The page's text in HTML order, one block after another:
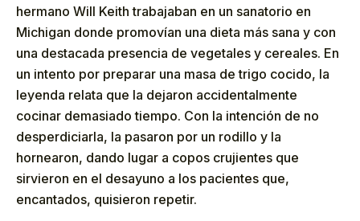
hermano Will Keith trabajaban en un sanatorio en
Michigan donde promovían una dieta más sana y con
una destacada presencia de vegetales y cereales. En
un intento por preparar una masa de trigo cocido, la
leyenda relata que la dejaron accidentalmente
cocinar demasiado tiempo. Con la intención de no
desperdiciarla, la pasaron por un rodillo y la
hornearon, dando lugar a copos crujientes que
sirvieron en el desayuno a los pacientes que,
encantados, quisieron repetir.